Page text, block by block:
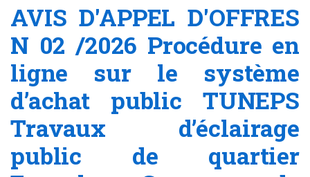
AVIS D'APPEL D'OFFRES
N 02 /2026 Procédure en
ligne sur le système
d’achat public TUNEPS
Travaux d’éclairage
public de quartier